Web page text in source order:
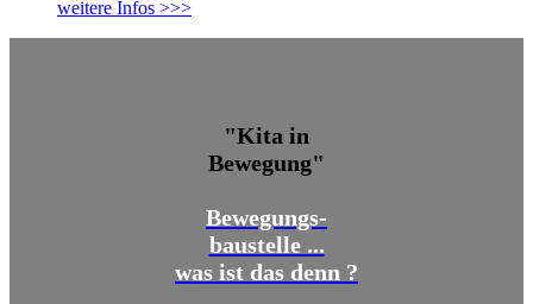
weitere Infos >>>
"Kita in
Bewegung"
Bewegungs-
baustelle ...
was ist das denn ?